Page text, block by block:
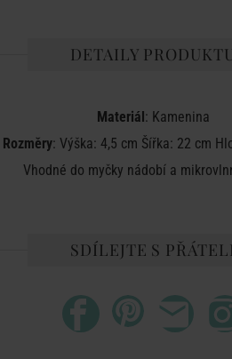
DETAILY
Materiál: Kamenina
Rozměry: Výška: 4,5 cm Šířka: 22 cm
Vhodné do myčky nádobí a
SDÍLEJTE S